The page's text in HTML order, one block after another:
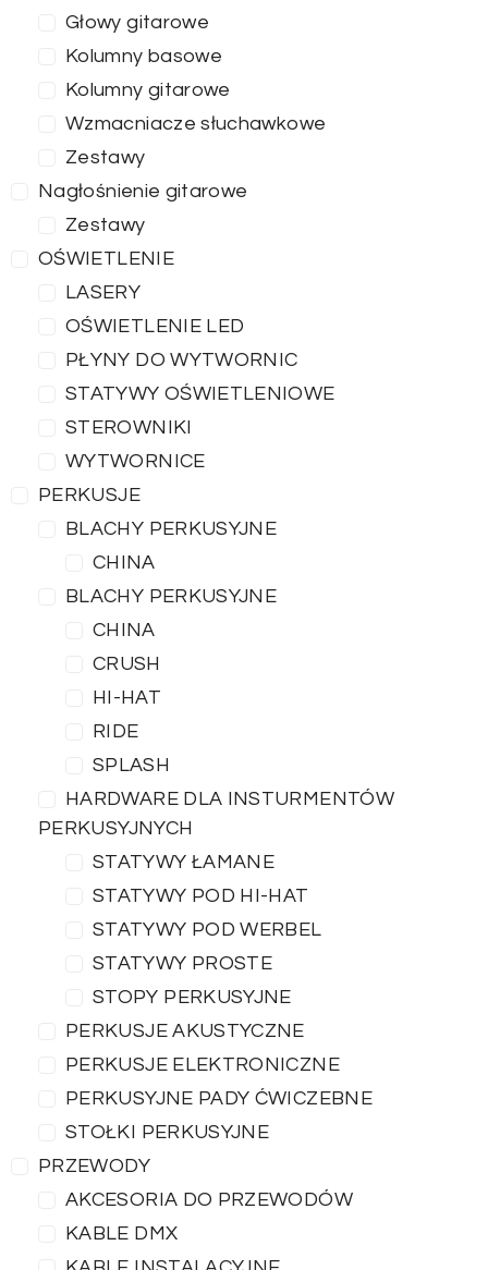
Głowy gitarowe
Kolumny basowe
Kolumny gitarowe
Wzmacniacze słuchawkowe
Zestawy
Nagłośnienie gitarowe
Zestawy
OŚWIETLENIE
LASERY
OŚWIETLENIE LED
PŁYNY DO WYTWORNIC
STATYWY OŚWIETLENIOWE
STEROWNIKI
WYTWORNICE
PERKUSJE
BLACHY PERKUSYJNE
CHINA
BLACHY PERKUSYJNE
CHINA
CRUSH
HI-HAT
RIDE
SPLASH
HARDWARE DLA INSTURMENTÓW
PERKUSYJNYCH
STATYWY ŁAMANE
STATYWY POD HI-HAT
STATYWY POD WERBEL
STATYWY PROSTE
STOPY PERKUSYJNE
PERKUSJE AKUSTYCZNE
PERKUSJE ELEKTRONICZNE
PERKUSYJNE PADY ĆWICZEBNE
STOŁKI PERKUSYJNE
PRZEWODY
AKCESORIA DO PRZEWODÓW
KABLE DMX